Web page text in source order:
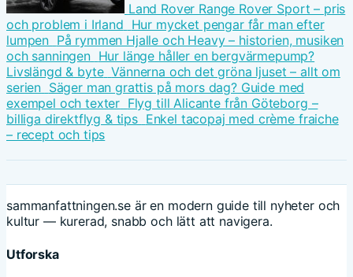
Land Rover Range Rover Sport – pris
och problem i Irland Hur mycket pengar får man efter
lumpen På rymmen Hjalle och Heavy – historien, musiken
och sanningen Hur länge håller en bergvärmepump?
Livslängd & byte Vännerna och det gröna ljuset – allt om
serien Säger man grattis på mors dag? Guide med
exempel och texter Flyg till Alicante från Göteborg –
billiga direktflyg & tips Enkel tacopaj med crème fraiche
– recept och tips
sammanfattningen.se är en modern guide till nyheter och
kultur — kurerad, snabb och lätt att navigera.
Utforska